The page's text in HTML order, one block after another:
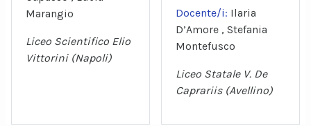
Marangio
Liceo Scientifico Elio
Vittorini (Napoli)
Docente/i: Ilaria
D’Amore , Stefania
Montefusco
Liceo Statale V. De
Caprariis (Avellino)